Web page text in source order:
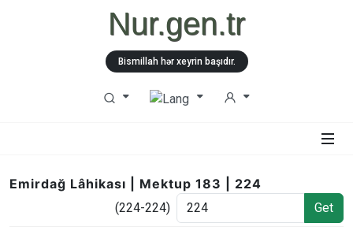
Nur.gen.tr
Bismillah hər xeyrin başıdır.
Emirdağ Lâhikası | Mektup 183 | 224
(224-224) Get